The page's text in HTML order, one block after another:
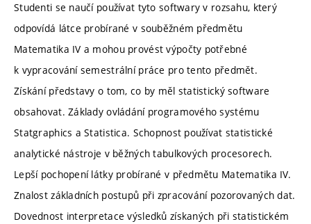
Studenti se naučí používat tyto softwary v rozsahu, který
odpovídá látce probírané v souběžném předmětu
Matematika IV a mohou provést výpočty potřebné
k vypracování semestrální práce pro tento předmět.
Získání představy o tom, co by měl statistický software
obsahovat. Základy ovládání programového systému
Statgraphics a Statistica. Schopnost používat statistické
analytické nástroje v běžných tabulkových procesorech.
Lepší pochopení látky probírané v předmětu Matematika IV.
Znalost základních postupů při zpracování pozorovaných dat.
Dovednost interpretace výsledků získaných při statistickém